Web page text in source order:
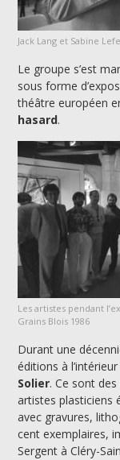
Jack Lang et Sabine
Le groupe s’est
sous forme
théâtre européen
hasard.
Les artistes pendant
Grains Blois 1986
Durant une
éditions à
Solier. Ce sont
artistes plasticiens
avec gravures,
cent exemplaires,
Sergent à Cléry-